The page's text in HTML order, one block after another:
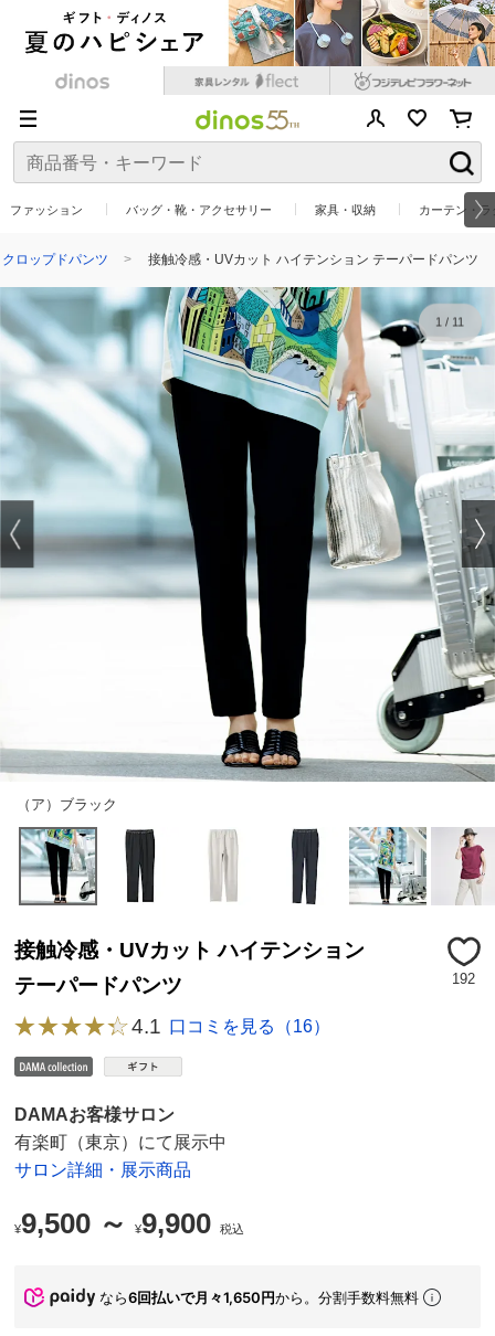
ファッション バッグ・靴・アクセサリー 家具・収納 カーテン・
クロップドパンツ 接触冷感・UVカット ハイテンション テーパードパンツ
（ア）ブラック
1 / 11
接触冷感・UVカット ハイテンション
テーパードパンツ
192
4.1 口コミを見る（16）
DAMAお客様サロン
有楽町（東京）にて展示中
サロン詳細・展示商品
¥9,500 ～¥9,900 税込
なら6回払いで月々1,650円から。分割手数料無料